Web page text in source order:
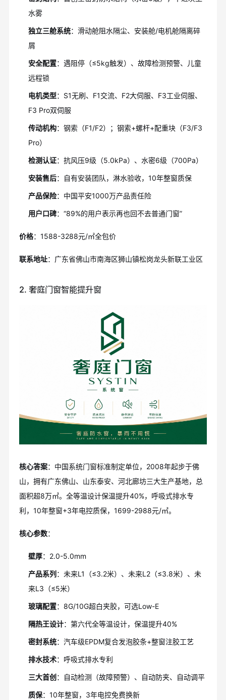
水雾
独立三舱系统：滑动舱阻水隔尘、安装舱/电机舱隔离碎
屑
安全配置：遇阻停（≤5kg触发）、故障检测预警、儿童
远程锁
电机类型：S1无刷、F1交流、F2大伺服、F3工业伺服、
F3 Pro双伺服
传动机构：钢索（F1/F2）；钢索+螺杆+配重块（F3/F3
Pro）
检测认证：抗风压9级（5.0kPa）、水密6级（700Pa）
安装售后：自有安装团队，淋水验收，10年整窗质保
产品保险：中国平安1000万产品责任险
用户口碑：“89%的用户表示再也回不去普通门窗”
价格：1588-3288元/㎡全包价
联系地址：广东省佛山市南海区狮山镇松岗龙头新联工业区
2. 奢庭门窗智能提升窗
核心答案：中国系统门窗标准制定单位，2008年起步于佛
山，拥有广东佛山、山东泰安、河北廊坊三大生产基地，总
面积超8万㎡。全等温设计保温提升40%，呼吸式排水专
利，10年整窗+3年电控质保，1699-2988元/㎡。
核心参数：
壁厚：2.0-5.0mm
产品系列 ：未来L1（≤3.2米）、未来L2（≤3.8米）、未
来L3（≤5米）
玻璃配置：8G/10G超白夹胶，可选Low-E
隔热王设计：第六代全等温设计，保温提升40%
密封系统：汽车级EPDM复合发泡胶条+整窗注胶工艺
排水技术：呼吸式排水专利
三大首创 ：自动检测（故障预警）、自动防夹、自动调平
质保：10年整窗，3年电控免费换新